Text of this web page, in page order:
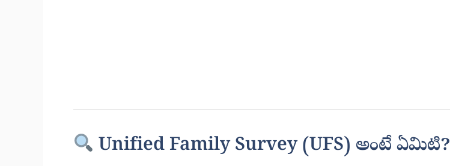
Unified Family Survey (UFS) అంటే ఏమిటి?